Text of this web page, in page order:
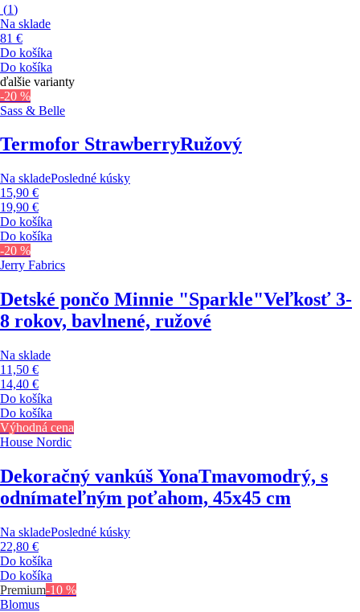
(1)
Na sklade
81 €
Do košíka
Do košíka
ďalšie varianty
-20 %
Sass & Belle
Termofor StrawberryRužový
Na skladePosledné kúsky
15,90 €
19,90 €
Do košíka
Do košíka
-20 %
Jerry Fabrics
Detské pončo Minnie "Sparkle"Veľkosť 3-
8 rokov, bavlnené, ružové
Na sklade
11,50 €
14,40 €
Do košíka
Do košíka
Výhodná cena
House Nordic
Dekoračný vankúš YonaTmavomodrý, s
odnímateľným poťahom, 45x45 cm
Na skladePosledné kúsky
22,80 €
Do košíka
Do košíka
Premium-10 %
Blomus